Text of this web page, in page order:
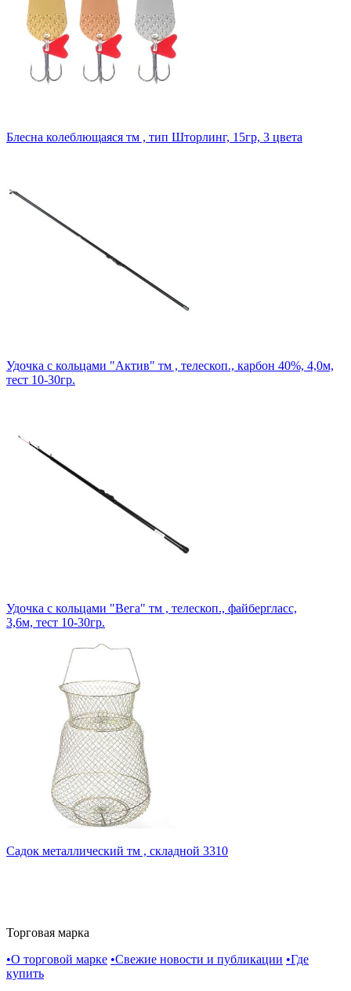
Блесна колеблющаяся тм , тип Шторлинг, 15гр, 3 цвета
Удочка с кольцами "Актив" тм , телескоп., карбон 40%, 4,0м,
тест 10-30гр.
Удочка с кольцами "Вега" тм , телескоп., файбергласс,
3,6м, тест 10-30гр.
Садок металлический тм , складной 3310
Торговая марка
•О торговой марке •Свежие новости и публикации •Где
купить